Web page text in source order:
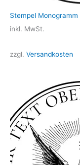
Stempel Monogramm
inkl. MwSt.
zzgl. Versandkosten